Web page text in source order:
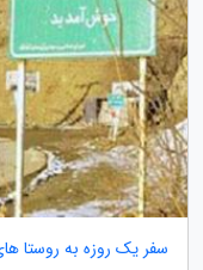
سفر یک روزه به روستا